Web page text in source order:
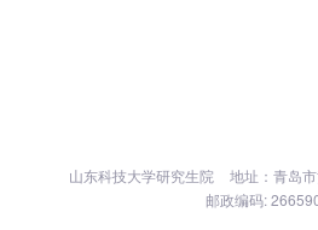
山东科技大学研究生院
地址：青岛
邮政编码: